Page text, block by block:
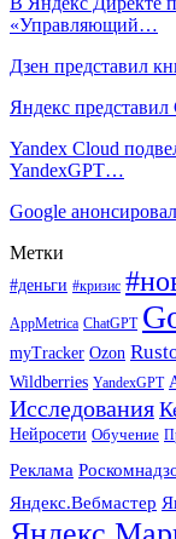
«Управляющий…
Дзен представил
Яндекс
Yandex Cloud
YandexGPT…
Google
Метки
#деньги #кризис
AppMetrica ChatGPT
myTracker Ozon
Wildberries YandexGPT
Исследования
Нейросети Обучение
Реклама
Яндекс.Вебмастер